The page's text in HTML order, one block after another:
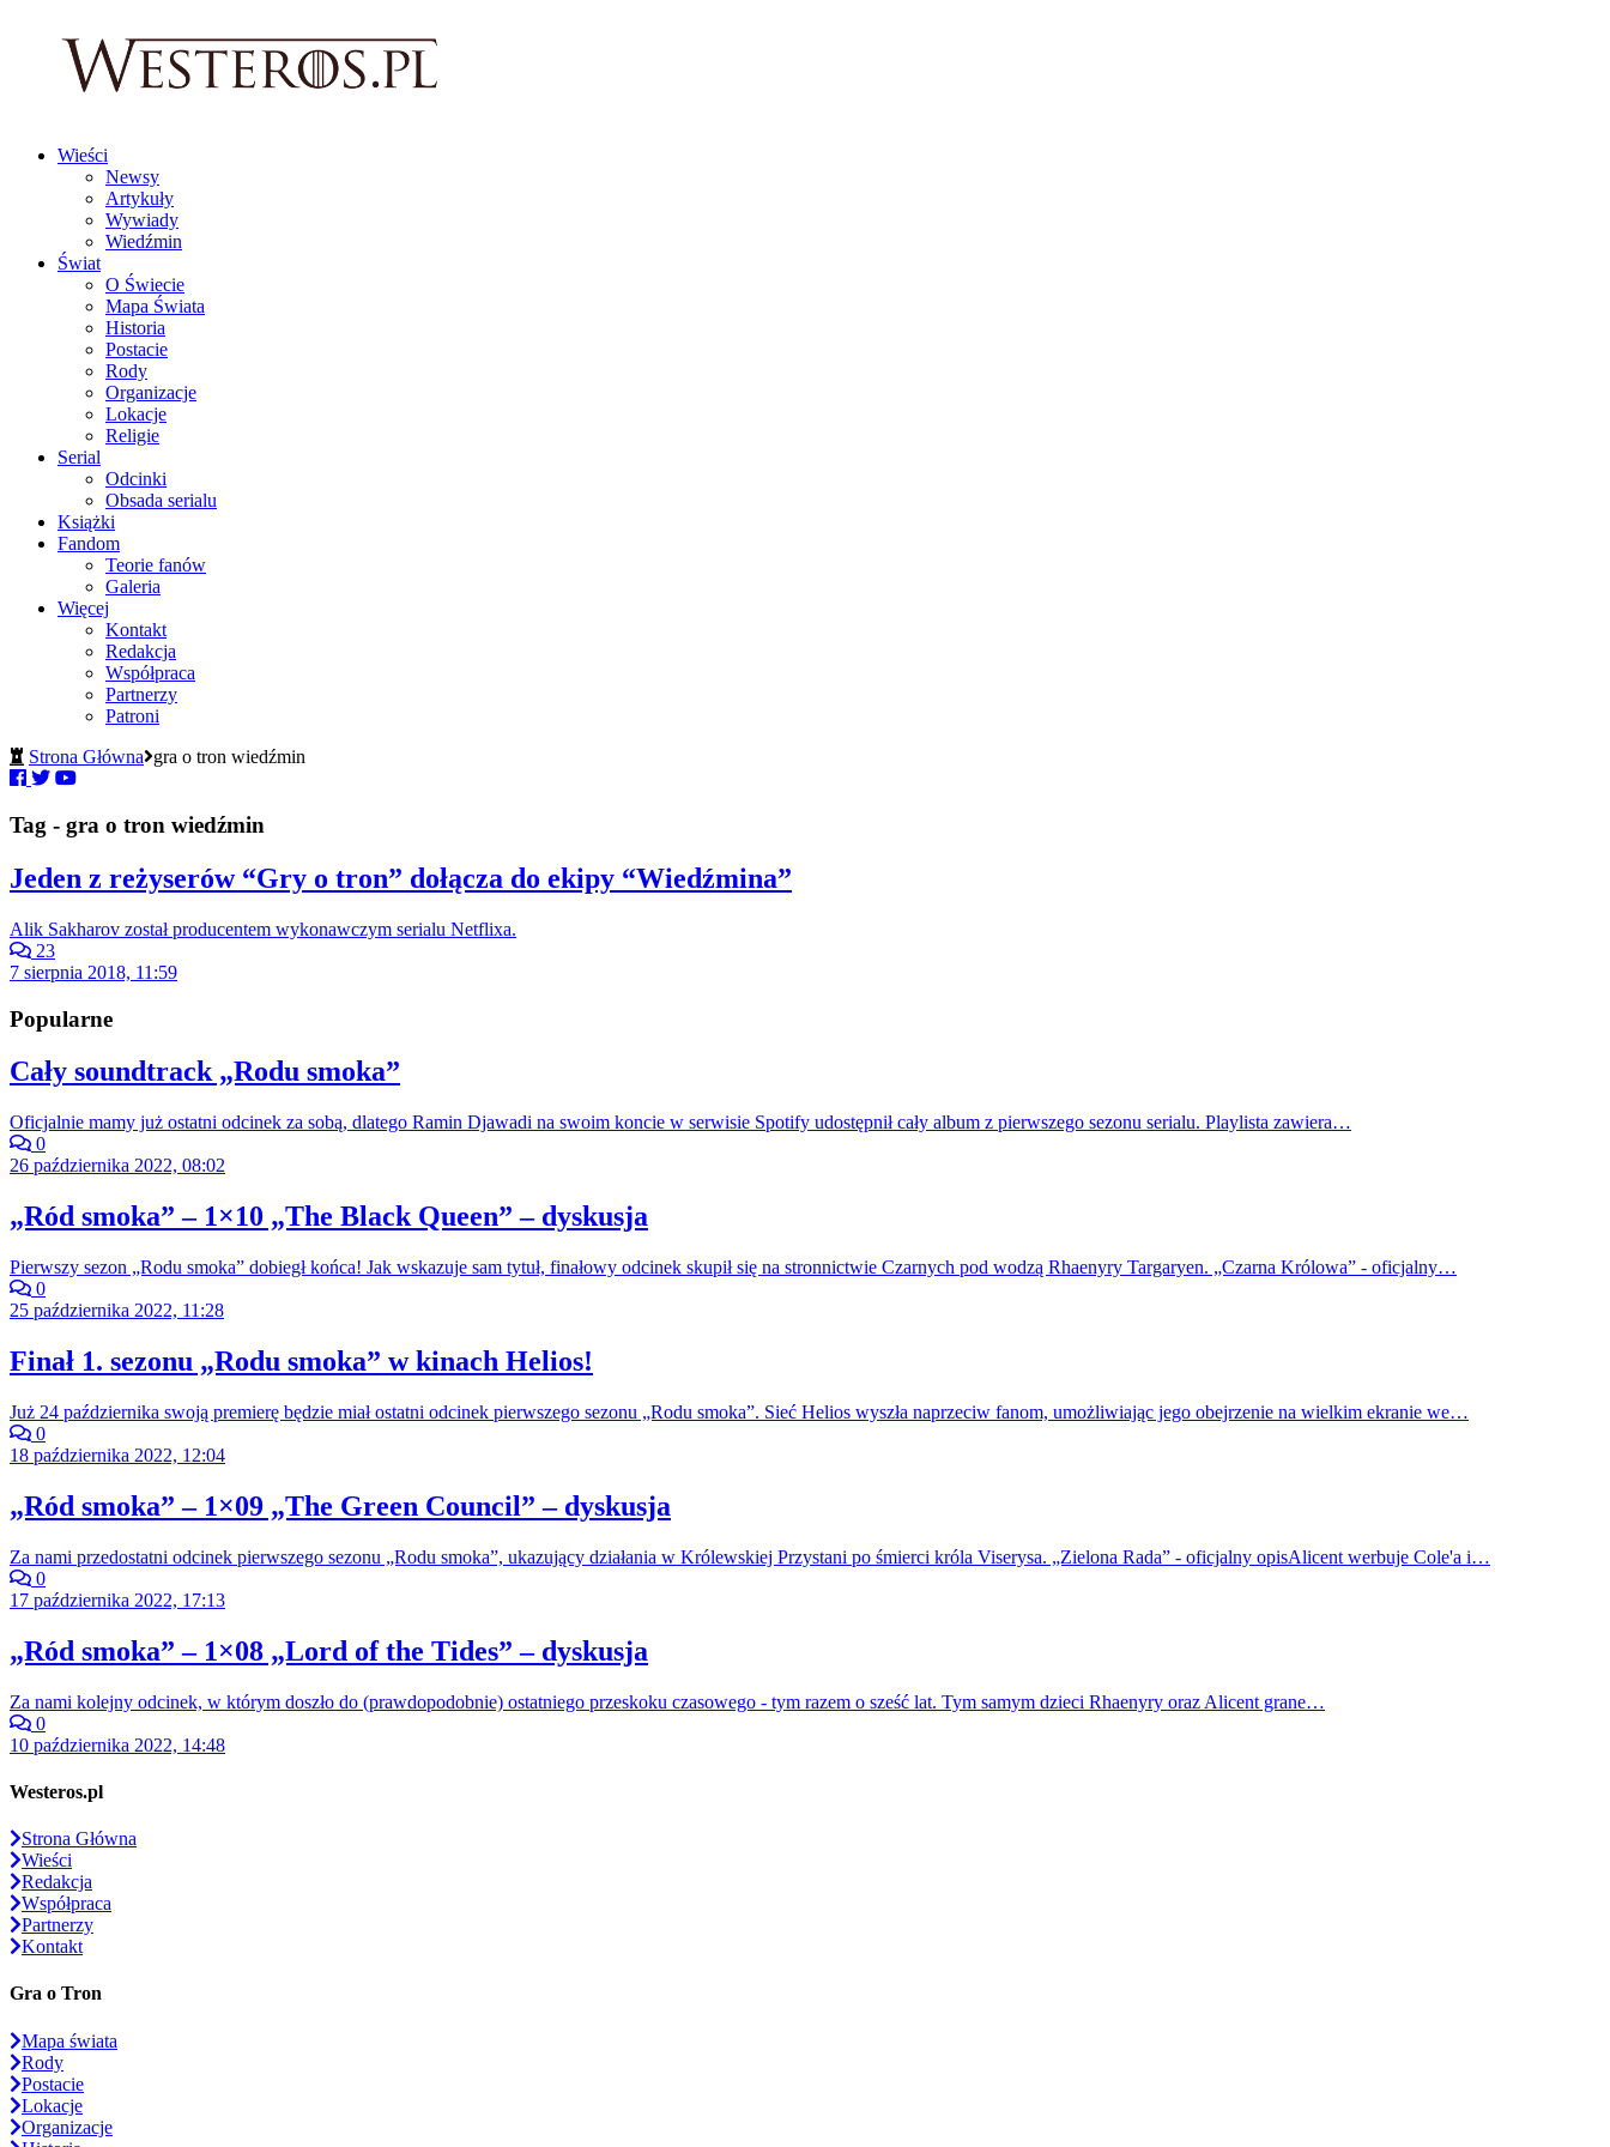
Wieści
Newsy
Artykuły
Wywiady
Wiedźmin
Świat
O Świecie
Mapa Świata
Historia
Postacie
Rody
Organizacje
Lokacje
Religie
Serial
Odcinki
Obsada serialu
Książki
Fandom
Teorie fanów
Galeria
Więcej
Kontakt
Redakcja
Współpraca
Partnerzy
Patroni
Strona Główna gra o tron wiedźmin
Tag - gra o tron wiedźmin
Jeden z reżyserów “Gry o tron” dołącza do ekipy “Wiedźmina”
Alik Sakharov został producentem wykonawczym serialu Netflixa.
23
7 sierpnia 2018, 11:59
Popularne
Cały soundtrack „Rodu smoka”
Oficjalnie mamy już ostatni odcinek za sobą, dlatego Ramin Djawadi na swoim koncie w serwisie Spotify udostępnił cały album z pierwszego sezonu serialu. Playlista zawiera…
0
26 października 2022, 08:02
„Ród smoka” – 1×10 „The Black Queen” – dyskusja
Pierwszy sezon „Rodu smoka” dobiegł końca! Jak wskazuje sam tytuł, finałowy odcinek skupił się na stronnictwie Czarnych pod wodzą Rhaenyry Targaryen. „Czarna Królowa” - oficjalny…
0
25 października 2022, 11:28
Finał 1. sezonu „Rodu smoka” w kinach Helios!
Już 24 października swoją premierę będzie miał ostatni odcinek pierwszego sezonu „Rodu smoka”. Sieć Helios wyszła naprzeciw fanom, umożliwiając jego obejrzenie na wielkim ekranie we…
0
18 października 2022, 12:04
„Ród smoka” – 1×09 „The Green Council” – dyskusja
Za nami przedostatni odcinek pierwszego sezonu „Rodu smoka”, ukazujący działania w Królewskiej Przystani po śmierci króla Viserysa. „Zielona Rada” - oficjalny opisAlicent werbuje Cole'a i…
0
17 października 2022, 17:13
„Ród smoka” – 1×08 „Lord of the Tides” – dyskusja
Za nami kolejny odcinek, w którym doszło do (prawdopodobnie) ostatniego przeskoku czasowego - tym razem o sześć lat. Tym samym dzieci Rhaenyry oraz Alicent grane…
0
10 października 2022, 14:48
Westeros.pl
Strona Główna
Wieści
Redakcja
Współpraca
Partnerzy
Kontakt
Gra o Tron
Mapa świata
Rody
Postacie
Lokacje
Organizacje